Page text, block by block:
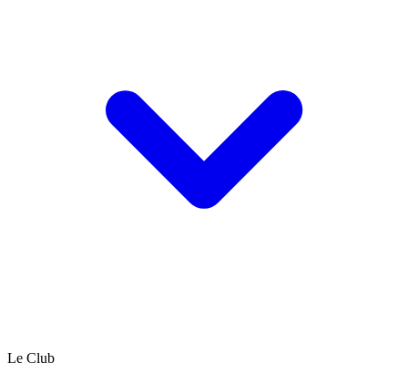
Le Club